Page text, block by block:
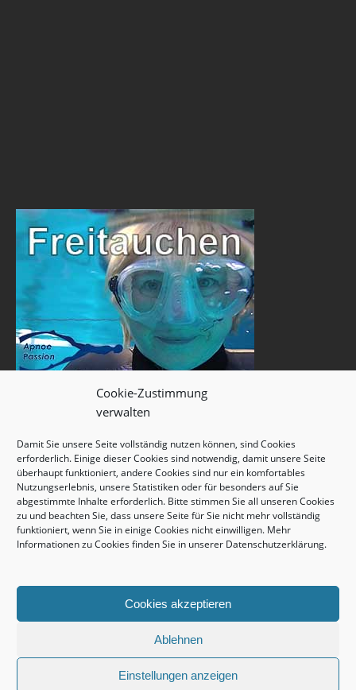
Cookie-Zustimmung
verwalten
Damit Sie unsere Seite vollständig nutzen können, sind Cookies
erforderlich. Einige dieser Cookies sind notwendig, damit unsere Seite
überhaupt funktioniert, andere Cookies sind nur ein komfortables
Nutzungserlebnis, unsere Statistiken oder für besonders auf Sie
abgestimmte Inhalte erforderlich. Bitte stimmen Sie all unseren Cookies
zu und beachten Sie, dass unsere Seite für Sie nicht mehr vollständig
funktioniert, wenn Sie in einige Cookies nicht einwilligen. Mehr
Informationen zu Cookies finden Sie in unserer Datenschutzerklärung.
Cookies akzeptieren
Ablehnen
Einstellungen anzeigen